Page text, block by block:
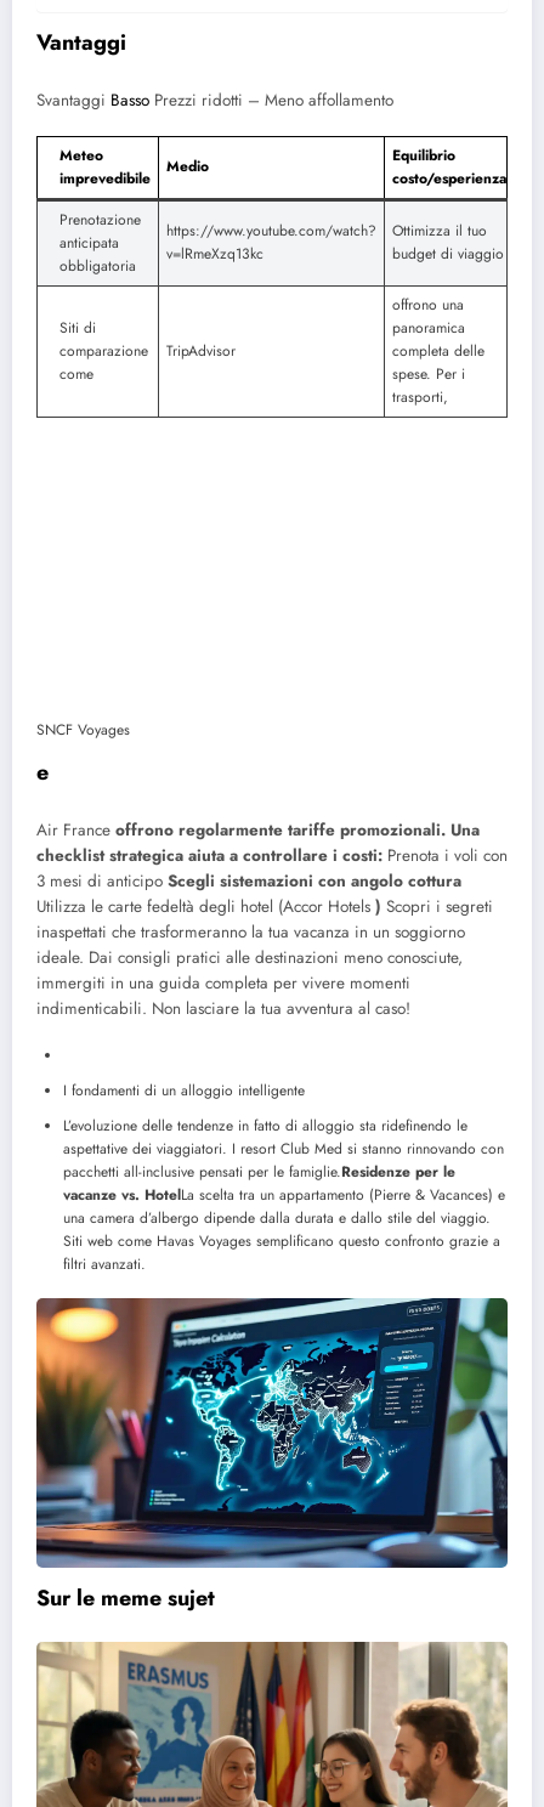
Vantaggi
Svantaggi Basso Prezzi ridotti – Meno affollamento
Meteo
imprevedibile
Medio
Equilibrio
costo/esperienza
Prenotazione
anticipata
obbligatoria
https://www.youtube.com/watch?
v=lRmeXzq13kc
Ottimizza il tuo
budget di viaggio
Siti di
comparazione
come
TripAdvisor
offrono una
panoramica
completa delle
spese. Per i
trasporti,
SNCF Voyages
e
Air France offrono regolarmente tariffe promozionali. Una
checklist strategica aiuta a controllare i costi: Prenota i voli con
3 mesi di anticipo Scegli sistemazioni con angolo cottura
Utilizza le carte fedeltà degli hotel (Accor Hotels ) Scopri i segreti
inaspettati che trasformeranno la tua vacanza in un soggiorno
ideale. Dai consigli pratici alle destinazioni meno conosciute,
immergiti in una guida completa per vivere momenti
indimenticabili. Non lasciare la tua avventura al caso!
I fondamenti di un alloggio intelligente
L’evoluzione delle tendenze in fatto di alloggio sta ridefinendo le
aspettative dei viaggiatori. I resort Club Med si stanno rinnovando con
pacchetti all-inclusive pensati per le famiglie.Residenze per le
vacanze vs. HotelLa scelta tra un appartamento (Pierre & Vacances) e
una camera d’albergo dipende dalla durata e dallo stile del viaggio.
Siti web come Havas Voyages semplificano questo confronto grazie a
filtri avanzati.
Sur le meme sujet